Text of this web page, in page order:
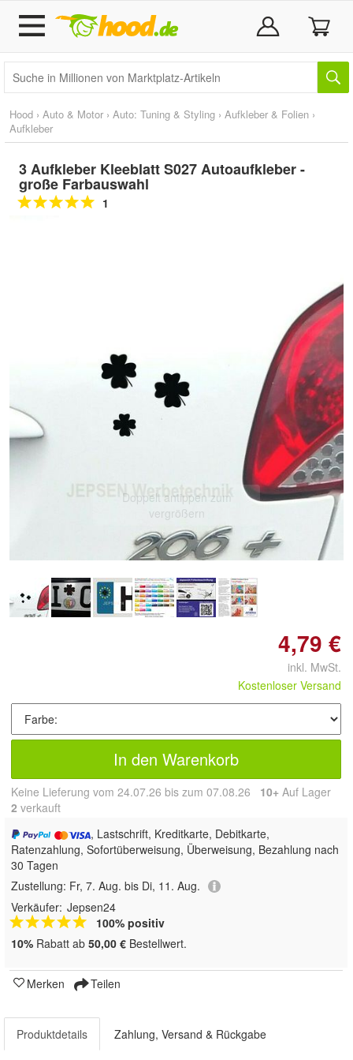
Hood › Auto & Motor › Auto: Tuning & Styling › Aufkleber & Folien ›
Aufkleber
3 Aufkleber Kleeblatt S027 Autoaufkleber -
große Farbauswahl
1
Doppelt antippen zum
vergrößern
4,79 €
inkl. MwSt.
Kostenloser Versand
In den Warenkorb
Keine Lieferung vom 24.07.26 bis zum 07.08.26 10+ Auf Lager
2 verkauft
, Lastschrift, Kreditkarte, Debitkarte,
Ratenzahlung, Sofortüberweisung, Überweisung, Bezahlung nach
30 Tagen
Zustellung: Fr, 7. Aug. bis Di, 11. Aug.
Verkäufer: Jepsen24
100% positiv
10% Rabatt ab 50,00 € Bestellwert.
Merken Teilen
Produktdetails Zahlung, Versand & Rückgabe